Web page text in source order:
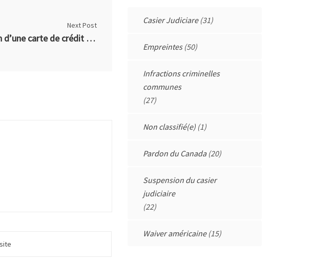
Next Post
Possession d’une carte de crédit obtenue criminellement (CC 342(1)(c))
Casier Judiciare(31)
Empreintes(50)
Infractions criminelles
communes
(27)
Non classifié(e)(1)
Pardon du Canada(20)
Suspension du casier
judiciaire
(22)
Waiver américaine(15)